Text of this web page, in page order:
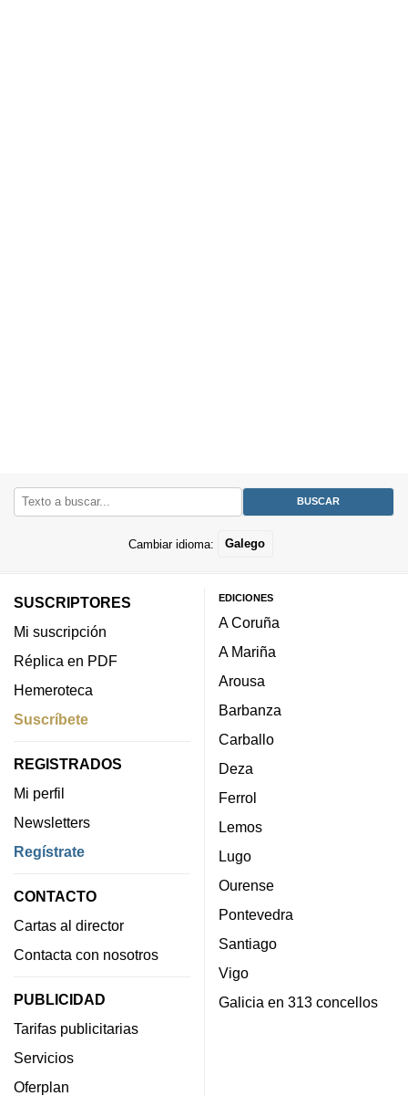
Cambiar idioma: Galego
SUSCRIPTORES
Mi suscripción
Réplica en PDF
Hemeroteca
Suscríbete
REGISTRADOS
Mi perfil
Newsletters
Regístrate
CONTACTO
Cartas al director
Contacta con nosotros
PUBLICIDAD
Tarifas publicitarias
Servicios
Oferplan
EDICIONES
A Coruña
A Mariña
Arousa
Barbanza
Carballo
Deza
Ferrol
Lemos
Lugo
Ourense
Pontevedra
Santiago
Vigo
Galicia en 313 concellos